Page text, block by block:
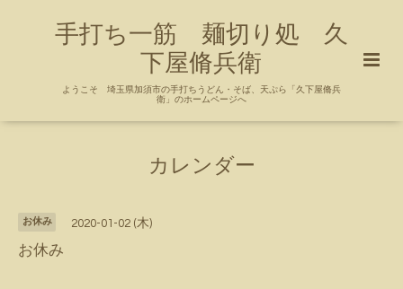
手打ち一筋 麺切り処 久
下屋脩兵衛
ようこそ 埼玉県加須市の手打ちうどん・そば、天ぷら「久下屋脩兵
衛」のホームページへ
カレンダー
お休み 2020-01-02 (木)
お休み